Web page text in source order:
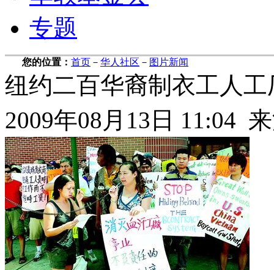
专题
您的位置： 首页 － 华人社区 － 图片新闻
纽约二百华裔制衣工人
2009年08月13日 11:04